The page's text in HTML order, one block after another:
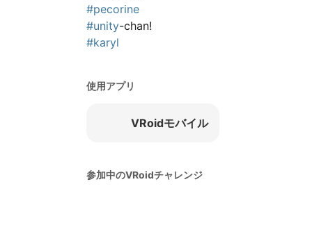
#pecorine
#unity
#karyl
使用アプリ
VRoidモバイル
参加中のVRoidチャレンジ